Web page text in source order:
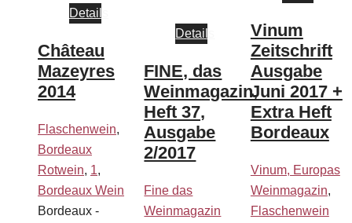
Details
Château
Mazeyres
2014
Flaschenwein,
Bordeaux
Rotwein, 1,
Bordeaux Wein
Bordeaux -
Details
FINE, das
Weinmagazin,
Heft 37,
Ausgabe
2/2017
Fine das
Weinmagazin
Vinum
Zeitschrift
Ausgabe
Juni 2017 +
Extra Heft
Bordeaux
Vinum, Europas
Weinmagazin,
Flaschenwein